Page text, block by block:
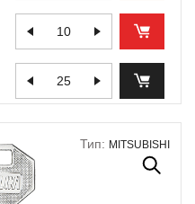
Тип: MITSUBISHI